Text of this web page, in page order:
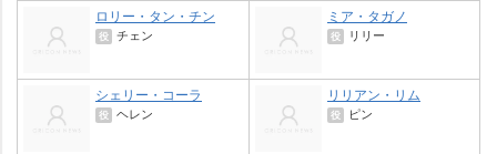
ロリー・タン・チン
役 チェン
ミア・タガノ
役 リリー
シェリー・コーラ
役 ヘレン
リリアン・リム
役 ピン